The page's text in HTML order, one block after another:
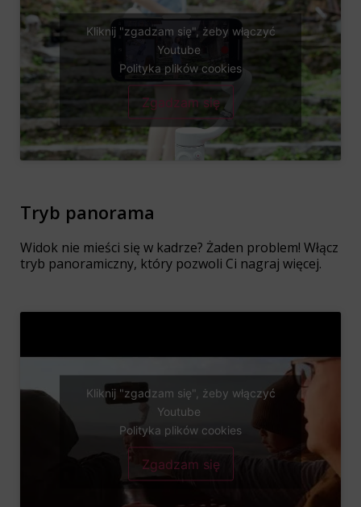
Kliknij "zgadzam się", żeby włączyć
Youtube
Polityka plików cookies
Zgadzam się
Tryb panorama
Widok nie mieści się w kadrze? Żaden problem! Włącz
tryb panoramiczny, który pozwoli Ci nagraj więcej.
Kliknij "zgadzam się", żeby włączyć
Youtube
Polityka plików cookies
Zgadzam się